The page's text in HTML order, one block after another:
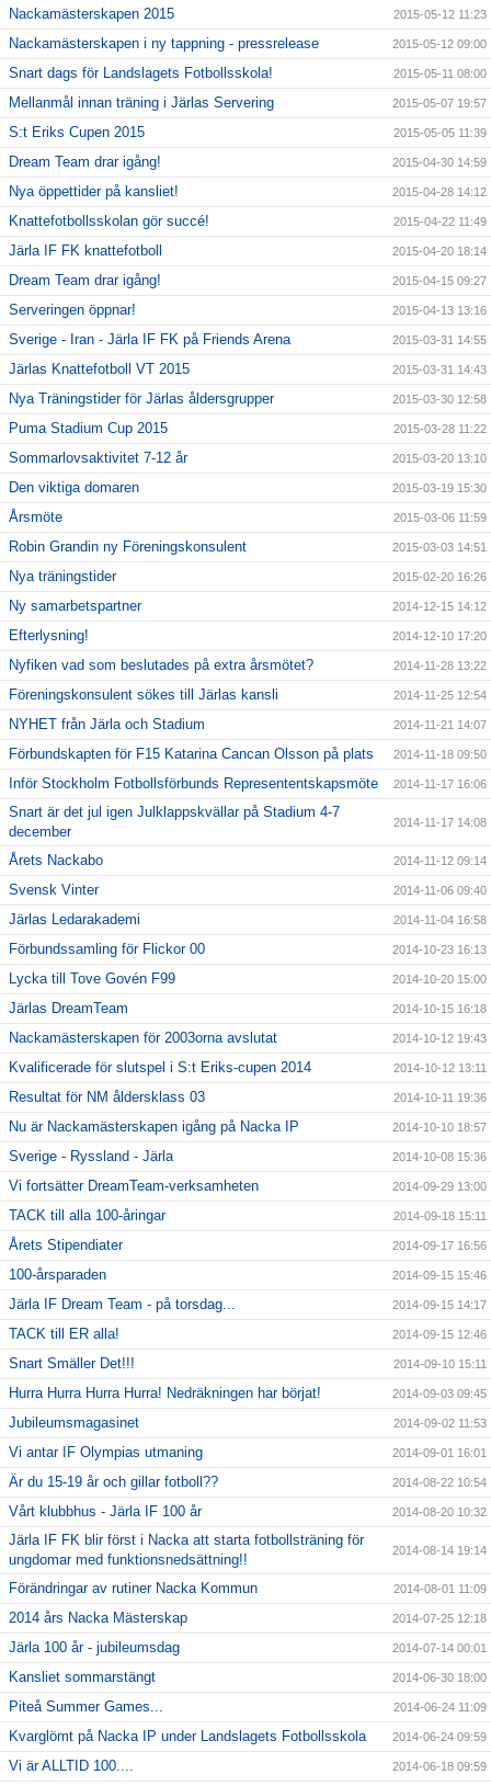
Nackamästerskapen 2015 2015-05-12 11:23
Nackamästerskapen i ny tappning - pressrelease 2015-05-12 09:00
Snart dags för Landslagets Fotbollsskola! 2015-05-11 08:00
Mellanmål innan träning i Järlas Servering 2015-05-07 19:57
S:t Eriks Cupen 2015 2015-05-05 11:39
Dream Team drar igång! 2015-04-30 14:59
Nya öppettider på kansliet! 2015-04-28 14:12
Knattefotbollsskolan gör succé! 2015-04-22 11:49
Järla IF FK knattefotboll 2015-04-20 18:14
Dream Team drar igång! 2015-04-15 09:27
Serveringen öppnar! 2015-04-13 13:16
Sverige - Iran - Järla IF FK på Friends Arena 2015-03-31 14:55
Järlas Knattefotboll VT 2015 2015-03-31 14:43
Nya Träningstider för Järlas åldersgrupper 2015-03-30 12:58
Puma Stadium Cup 2015 2015-03-28 11:22
Sommarlovsaktivitet 7-12 år 2015-03-20 13:10
Den viktiga domaren 2015-03-19 15:30
Årsmöte 2015-03-06 11:59
Robin Grandin ny Föreningskonsulent 2015-03-03 14:51
Nya träningstider 2015-02-20 16:26
Ny samarbetspartner 2014-12-15 14:12
Efterlysning! 2014-12-10 17:20
Nyfiken vad som beslutades på extra årsmötet? 2014-11-28 13:22
Föreningskonsulent sökes till Järlas kansli 2014-11-25 12:54
NYHET från Järla och Stadium 2014-11-21 14:07
Förbundskapten för F15 Katarina Cancan Olsson på plats 2014-11-18 09:50
Inför Stockholm Fotbollsförbunds Represententskapsmöte 2014-11-17 16:06
Snart är det jul igen Julklappskvällar på Stadium 4-7
december
2014-11-17 14:08
Årets Nackabo 2014-11-12 09:14
Svensk Vinter 2014-11-06 09:40
Järlas Ledarakademi 2014-11-04 16:58
Förbundssamling för Flickor 00 2014-10-23 16:13
Lycka till Tove Govén F99 2014-10-20 15:00
Järlas DreamTeam 2014-10-15 16:18
Nackamästerskapen för 2003orna avslutat 2014-10-12 19:43
Kvalificerade för slutspel i S:t Eriks-cupen 2014 2014-10-12 13:11
Resultat för NM åldersklass 03 2014-10-11 19:36
Nu är Nackamästerskapen igång på Nacka IP 2014-10-10 18:57
Sverige - Ryssland - Järla 2014-10-08 15:36
Vi fortsätter DreamTeam-verksamheten 2014-09-29 13:00
TACK till alla 100-åringar 2014-09-18 15:11
Årets Stipendiater 2014-09-17 16:56
100-årsparaden 2014-09-15 15:46
Järla IF Dream Team - på torsdag... 2014-09-15 14:17
TACK till ER alla! 2014-09-15 12:46
Snart Smäller Det!!! 2014-09-10 15:11
Hurra Hurra Hurra Hurra! Nedräkningen har börjat! 2014-09-03 09:45
Jubileumsmagasinet 2014-09-02 11:53
Vi antar IF Olympias utmaning 2014-09-01 16:01
Är du 15-19 år och gillar fotboll?? 2014-08-22 10:54
Vårt klubbhus - Järla IF 100 år 2014-08-20 10:32
Järla IF FK blir först i Nacka att starta fotbollsträning för
ungdomar med funktionsnedsättning!!
2014-08-14 19:14
Förändringar av rutiner Nacka Kommun 2014-08-01 11:09
2014 års Nacka Mästerskap 2014-07-25 12:18
Järla 100 år - jubileumsdag 2014-07-14 00:01
Kansliet sommarstängt 2014-06-30 18:00
Piteå Summer Games... 2014-06-24 11:09
Kvarglömt på Nacka IP under Landslagets Fotbollsskola 2014-06-24 09:59
Vi är ALLTID 100.... 2014-06-18 09:59